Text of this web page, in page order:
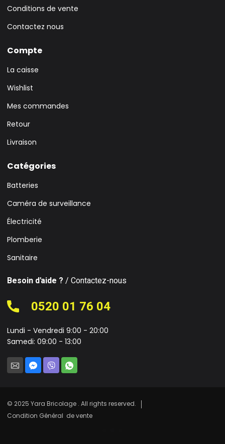
Conditions de vente
Contactez nous
Compte
La caisse
Wishlist
Mes commandes
Retour
Livraison
Catégories
Batteries
Caméra de surveillance
Électricité
Plomberie
Sanitaire
Besoin d'aide ? / Contactez-nous
0520 01 76 04
Lundi - Vendredi 9:00 - 20:00
Samedi: 09:00 - 13:00
© 2025 Yara Bricolage . All rights reserved.
Condition Général de vente